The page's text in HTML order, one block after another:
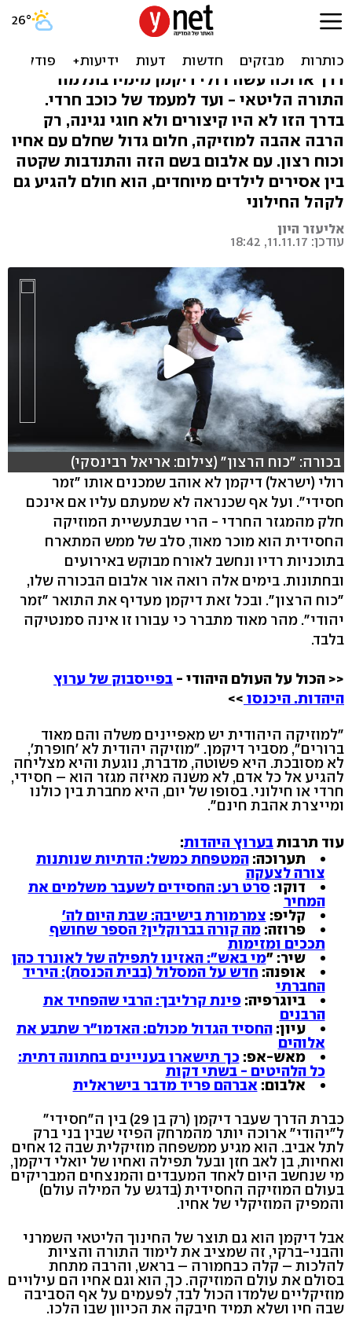
אל תקרא לו זמר חסידי: הכוכב
החרדי ששר לכולם
דרך ארוכה עשה רולי דיקמן מימיו בתלמוד
התורה הליטאי - ועד למעמד של כוכב חרדי.
בדרך הזו לא היו קיצורים ולא חוגי נגינה, רק
הרבה אהבה למוזיקה, חלום גדול שחלם עם אחיו
וכוח רצון. עם אלבום בשם הזה והתנדבות שקטה
בין אסירים לילדים מיוחדים, הוא חולם להגיע גם
לקהל החילוני
אליעזר היון
עודכן: 11.11.17, 18:42
בכורה: "כוח הרצון" (צילום: אריאל רבינסקי)
רולי (ישראל) דיקמן לא אוהב שמכנים אותו "זמר
חסידי". ועל אף שכנראה לא שמעתם עליו אם אינכם
חלק מהמגזר החרדי - הרי שבתעשיית המוזיקה
החסידית הוא מוכר מאוד, סלב של ממש המתארח
בתוכניות רדיו ונחשב לאורח מבוקש באירועים
ובחתונות. בימים אלה רואה אור אלבום הבכורה שלו,
"כוח הרצון". ובכל זאת דיקמן מעדיף את התואר "זמר
יהודי". מהר מאוד מתברר כי עבורו זו אינה סמנטיקה
בלבד.
<< הכול על העולם היהודי - בפייסבוק של ערוץ
היהדות. היכנסו >>
"למוזיקה היהודית יש מאפיינים משלה והם מאוד
ברורים", מסביר דיקמן. "מוזיקה יהודית לא 'חופרת',
לא מסובכת. היא פשוטה, מדברת, נוגעת והיא מצליחה
להגיע אל כל אדם, לא משנה מאיזה מגזר הוא – חסידי,
חרדי או חילוני. בסופו של יום, היא מחברת בין כולנו
ומייצרת אהבת חינם".
עוד תרבותבערוץ היהדות:
תערוכה:המטפחת כמשל: הדתיות שנותנות
צורה לצעקה
דוקו: סרט רע: החסידים לשעבר משלמים את
המחיר
קליפ: צמרמורת בישיבה: שבת היום לה'
פרוזה:מה קורה בברוקלין? הספר שחושף
תככים ומזימות
שיר: "מי באש": האזינו לתפילה של לאונרד כהן
אופנה: חדש על המסלול (בבית הכנסת): היריד
החברתי
ביוגרפיה:פינת קרליבך: הרבי שהפחיד את
הרבנים
עיון:החסיד הגדול מכולם: האדמו"ר שתבע את
אלוהים
מאש-אפ:כך תישארו בעניינים בחתונה דתית:
כל הלהיטים - בשתי דקות
אלבום: אברהם פריד מדבר בישראלית
כברת הדרך שעבר דיקמן (רק בן 29) בין ה"חסידי"
ל"יהודי" ארוכה יותר מהמרחק הפיזי שבין בני ברק
לתל אביב. הוא מגיע ממשפחה מוזיקלית שבה 12 אחים
ואחיות, בן לאב חזן ובעל תפילה ואחיו של יואלי דיקמן,
מי שנחשב היום לאחד המעבדים והמנצחים המבריקים
בעולם המוזיקה החסידית (בדגש על המילה עולם)
והמפיק המוזיקלי של אחיו.
אבל דיקמן הוא גם תוצר של החינוך הליטאי השמרני
והבני-ברקי, זה שמציב את לימוד התורה והציות
להלכות – קלה כבחמורה – בראש, והרבה מתחת
בסולם את עולם המוזיקה. כך, הוא וגם אחיו הם עילויים
מוזיקליים שלמדו הכול לבד, לפעמים על אף הסביבה
שבה חיו ושלא תמיד חיבקה את הכיוון שבו הלכו.